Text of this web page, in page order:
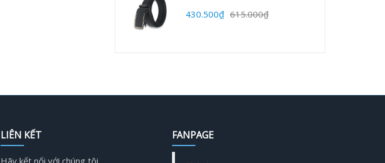
430.500₫ 615.000₫
LIÊN KẾT
Hãy kết nối với chúng tôi.
FANPAGE